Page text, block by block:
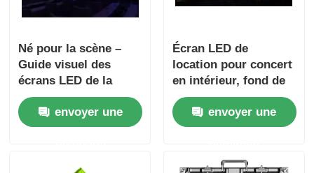
Né pour la scène –
Guide visuel des
écrans LED de la
série GS avec une
fréquence de
rafraîchissement de
envoyer une
Écran LED de
location pour concert
en intérieur, fond de
scène, mur vidéo
LED, assemblage
sans couture
envoyer une